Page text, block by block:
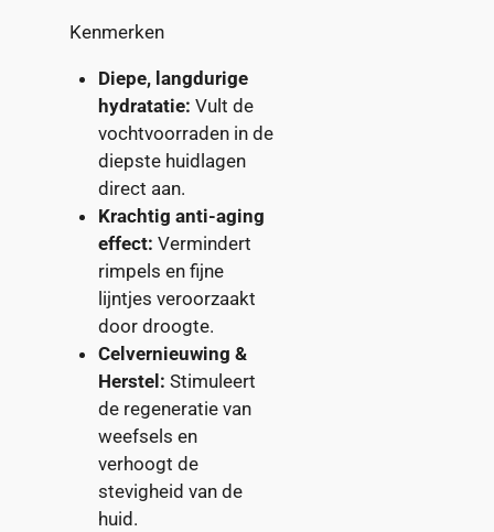
Kenmerken
Diepe, langdurige
hydratatie: Vult de
vochtvoorraden in de
diepste huidlagen
direct aan.
Krachtig anti-aging
effect: Vermindert
rimpels en fijne
lijntjes veroorzaakt
door droogte.
Celvernieuwing &
Herstel: Stimuleert
de regeneratie van
weefsels en
verhoogt de
stevigheid van de
huid.